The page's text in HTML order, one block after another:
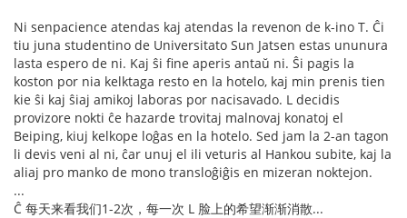
Ni senpacience atendas kaj atendas la revenon de k-ino T. Ĉi
tiu juna studentino de Universitato Sun Jatsen estas ununura
lasta espero de ni. Kaj ŝi fine aperis antaŭ ni. Ŝi pagis la
koston por nia kelktaga resto en la hotelo, kaj min prenis tien
kie ŝi kaj ŝiaj amikoj laboras por nacisavado. L decidis
provizore nokti ĉe hazarde trovitaj malnovaj konatoj el
Beiping, kiuj kelkope loĝas en la hotelo. Sed jam la 2-an tagon
li devis veni al ni, ĉar unuj el ili veturis al Hankou subite, kaj la
aliaj pro manko de mono transloĝiĝis en mizeran noktejon.
...
Ĉ 每天来看我们1-2次，每一次 L 脸上的希望渐渐消散...